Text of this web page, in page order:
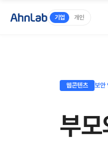
기업 개인
웹콘텐츠 보안
부